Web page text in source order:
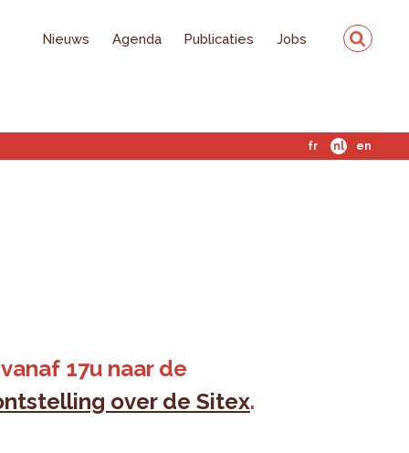
Nieuws Agenda Publicaties Jobs
fr nl en
17u naar de
over de Sitex.